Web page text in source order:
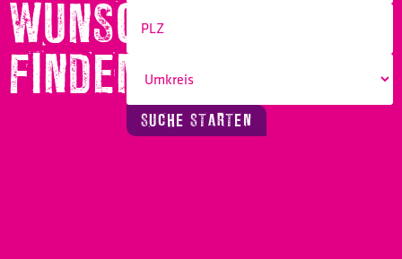
WUNSCHBERUF
FINDEN!
SUCHE STARTEN